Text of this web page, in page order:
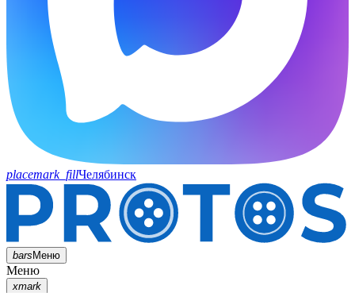
placemark_fillЧелябинск
barsМеню
Меню
xmark